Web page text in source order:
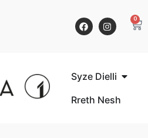
0
Syze Dielli
Rreth Nesh